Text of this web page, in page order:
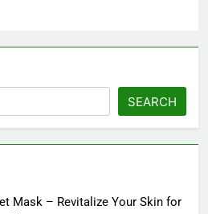
SEARCH
Mask – Revitalize Your Skin for